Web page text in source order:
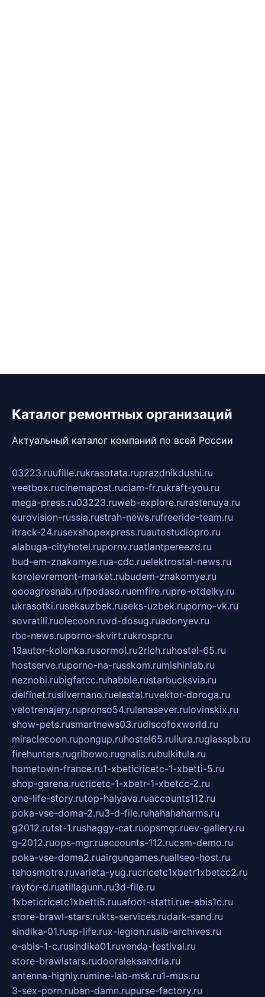
Каталог ремонтных организаций
Актуальный каталог компаний по всей России
03223.ruufille.rukrasotata.ruprazdnikdushi.ru
veetbox.rucinemapost.ruciam-fr.rukraft-you.ru
mega-press.ru03223.ruweb-explore.rurastenuya.ru
eurovision-russia.rustrah-news.rufreeride-team.ru
itrack-24.rusexshopexpress.ruautostudiopro.ru
alabuga-cityhotel.rupornv.ruatlantpereezd.ru
bud-em-znakomye.rua-cdc.ruelektrostal-news.ru
korolevremont-market.rubudem-znakomye.ru
oooagrosnab.rufpodaso.ruemfire.rupro-otdelky.ru
ukrasotki.ruseksuzbek.ruseks-uzbek.ruporno-vk.ru
sovratili.ruolecoon.ruvd-dosug.ruadonyev.ru
rbc-news.ruporno-skvirt.rukrospr.ru
13autor-kolonka.rusormol.ru2rich.ruhostel-65.ru
hostserve.ruporno-na-russkom.rumishinlab.ru
neznobi.rubigfatcc.ruhabble.rustarbucksvia.ru
delfinet.rusilvernano.ruelestal.ruvektor-doroga.ru
velotrenajery.rupronso54.rulenasever.rulovinskix.ru
show-pets.rusmartnews03.rudiscofoxworld.ru
miraclecoon.rupongup.ruhostel65.ruliura.ruglasspb.ru
firehunters.rugribowo.rugnalis.rubulkitula.ru
hometown-france.ru1-xbeticricetc-1-xbetti-5.ru
shop-garena.rucricetc-1-xbetr-1-xbetcc-2.ru
one-life-story.rutop-halyava.ruaccounts112.ru
poka-vse-doma-2.ru3-d-file.ruhahahaharms.ru
g2012.rutst-1.rushaggy-cat.ruopsmgr.ruev-gallery.ru
g-2012.ruops-mgr.ruaccounts-112.rucsm-demo.ru
poka-vse-doma2.ruairgungames.ruallseo-host.ru
tehosmotre.ruvarieta-yug.rucricetc1xbetr1xbetcc2.ru
raytor-d.ruatillagunn.ru3d-file.ru
1xbeticricetc1xbetti5.ruuafoot-statti.rue-abis1c.ru
store-brawl-stars.rukts-services.rudark-sand.ru
sindika-01.rusp-life.rux-legion.rusib-archives.ru
e-abis-1-c.rusindika01.ruvenda-festival.ru
store-brawlstars.rudooraleksandria.ru
antenna-highly.rumine-lab-msk.ru1-mus.ru
3-sex-porn.ruban-damn.rupurse-factory.ru